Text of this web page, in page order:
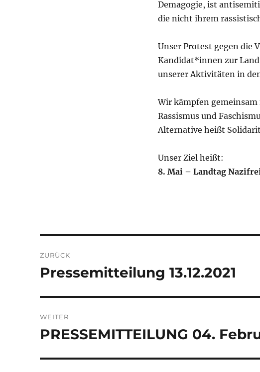
Demagogie, ist
die nicht ihrem
Unser Protest gegen die
Kandidat*innen zur
unserer Aktivitäten in
Wir kämpfen
Rassismus und
Alternative heißt
Unser Ziel heißt:
8. Mai – Landtag
ZURÜCK
Vorheriger
Pressemitteilung 13.12.2021
WEITER
Nächster
PRESSEMITTEILUNG 04.